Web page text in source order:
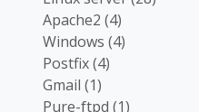
Apache2 (4)
Windows (4)
Postfix (4)
Gmail (1)
Pure-ftpd (1)